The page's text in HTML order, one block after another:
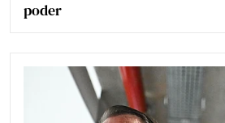
poder